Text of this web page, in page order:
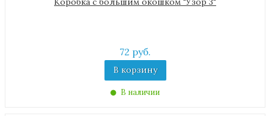
72 руб.
В корзину
В наличии